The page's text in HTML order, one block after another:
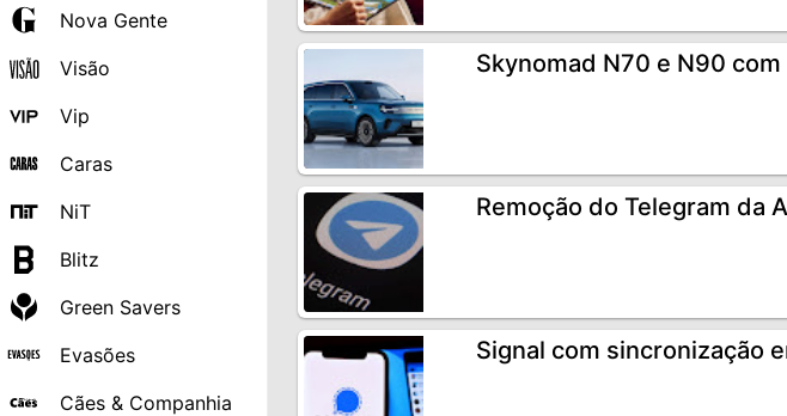
Nova Gente
Visão
Vip
Caras
NiT
Blitz
Green Savers
Evasões
Cães & Companhia
Skynomad N70 e N90
Remoção do Telegram da
Signal com sincronização